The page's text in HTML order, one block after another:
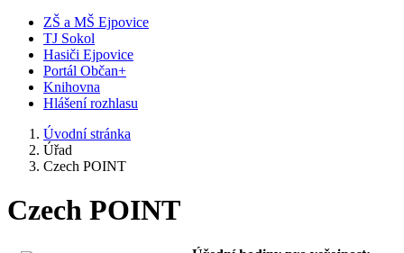
ZŠ a MŠ Ejpovice
TJ Sokol
Hasiči Ejpovice
Portál Občan+
Knihovna
Hlášení rozhlasu
Úvodní stránka
Úřad
Czech POINT
Czech POINT